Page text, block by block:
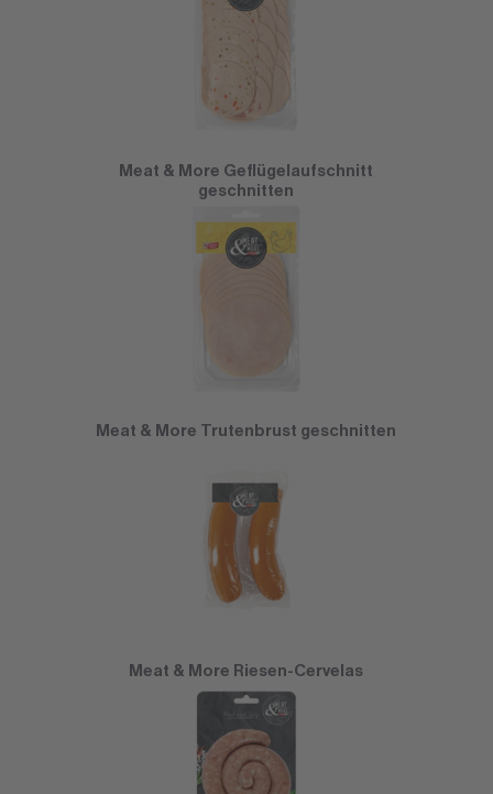
Meat & More Geflügelaufschnitt
geschnitten
Meat & More Trutenbrust geschnitten
Meat & More Riesen-Cervelas